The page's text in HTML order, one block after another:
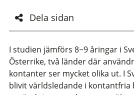
Dela sidan
I studien jämförs 8−9 åringar i
Österrike, två länder där
kontanter ser mycket olika ut. I
blivit världsledande i kontantfria